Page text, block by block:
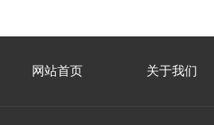
网站首页 关于我们